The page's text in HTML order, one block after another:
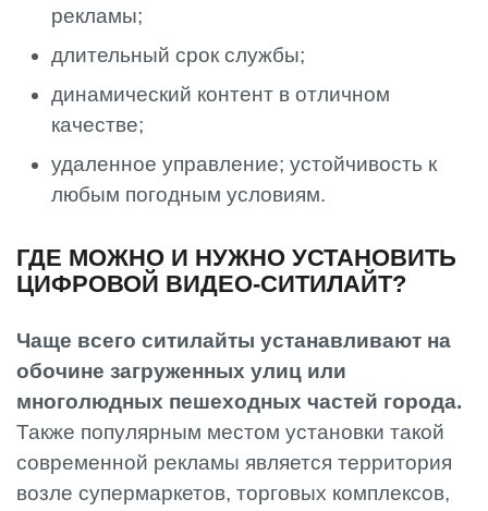
рекламы;
длительный срок службы;
динамический контент в отличном
качестве;
удаленное управление; устойчивость к
любым погодным условиям.
ГДЕ МОЖНО И НУЖНО УСТАНОВИТЬ
ЦИФРОВОЙ ВИДЕО-СИТИЛАЙТ?
Чаще всего ситилайты устанавливают на
обочине загруженных улиц или
многолюдных пешеходных частей города.
Также популярным местом установки такой
современной рекламы является территория
возле супермаркетов, торговых комплексов,